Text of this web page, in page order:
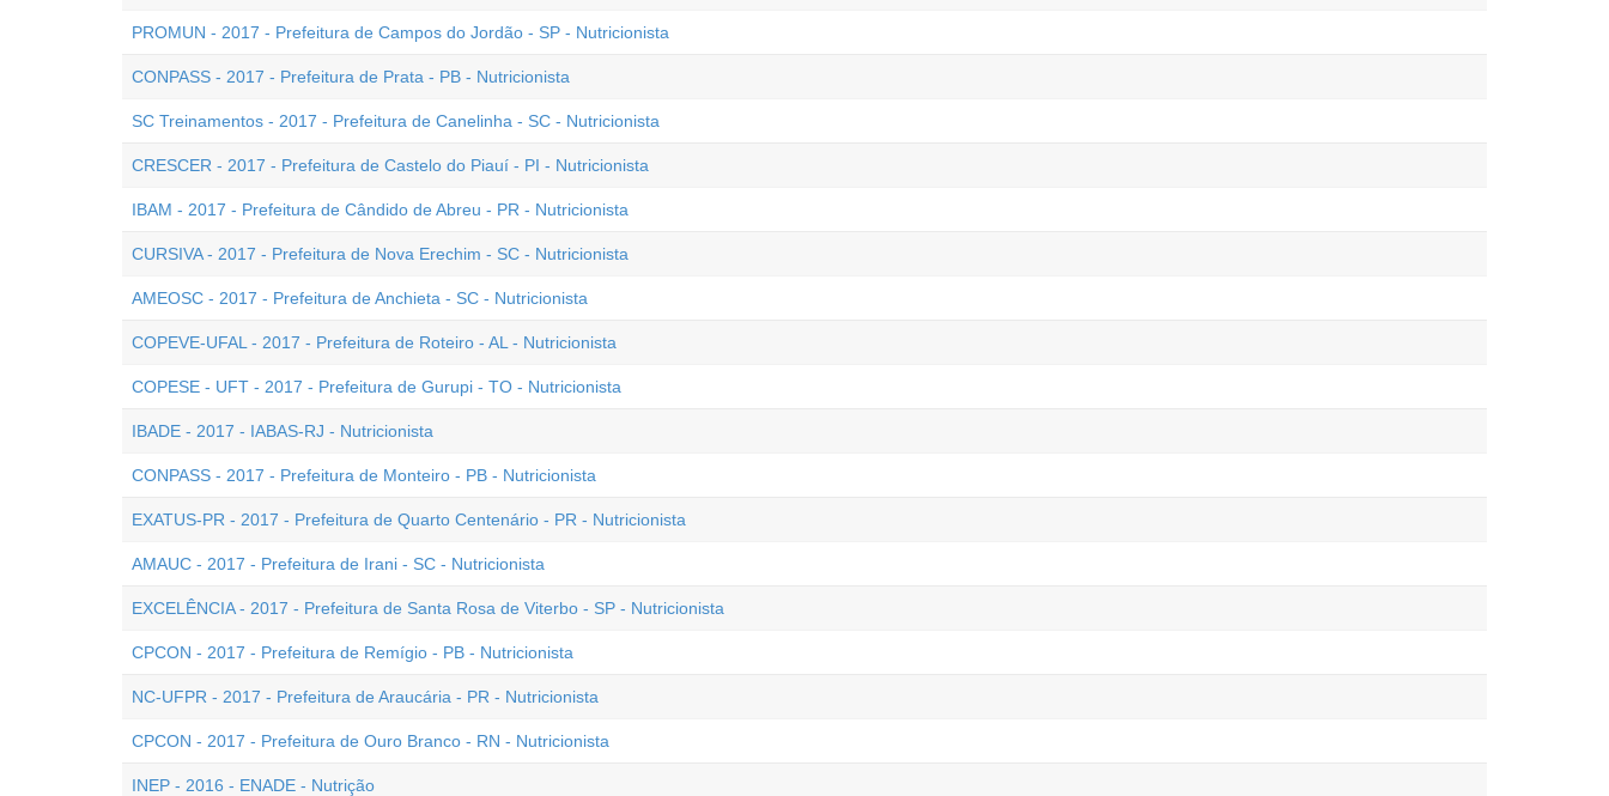
PROMUN - 2017 - Prefeitura de Campos do Jordão - SP - Nutricionista
CONPASS - 2017 - Prefeitura de Prata - PB - Nutricionista
SC Treinamentos - 2017 - Prefeitura de Canelinha - SC - Nutricionista
CRESCER - 2017 - Prefeitura de Castelo do Piauí - PI - Nutricionista
IBAM - 2017 - Prefeitura de Cândido de Abreu - PR - Nutricionista
CURSIVA - 2017 - Prefeitura de Nova Erechim - SC - Nutricionista
AMEOSC - 2017 - Prefeitura de Anchieta - SC - Nutricionista
COPEVE-UFAL - 2017 - Prefeitura de Roteiro - AL - Nutricionista
COPESE - UFT - 2017 - Prefeitura de Gurupi - TO - Nutricionista
IBADE - 2017 - IABAS-RJ - Nutricionista
CONPASS - 2017 - Prefeitura de Monteiro - PB - Nutricionista
EXATUS-PR - 2017 - Prefeitura de Quarto Centenário - PR - Nutricionista
AMAUC - 2017 - Prefeitura de Irani - SC - Nutricionista
EXCELÊNCIA - 2017 - Prefeitura de Santa Rosa de Viterbo - SP - Nutricionista
CPCON - 2017 - Prefeitura de Remígio - PB - Nutricionista
NC-UFPR - 2017 - Prefeitura de Araucária - PR - Nutricionista
CPCON - 2017 - Prefeitura de Ouro Branco - RN - Nutricionista
INEP - 2016 - ENADE - Nutrição